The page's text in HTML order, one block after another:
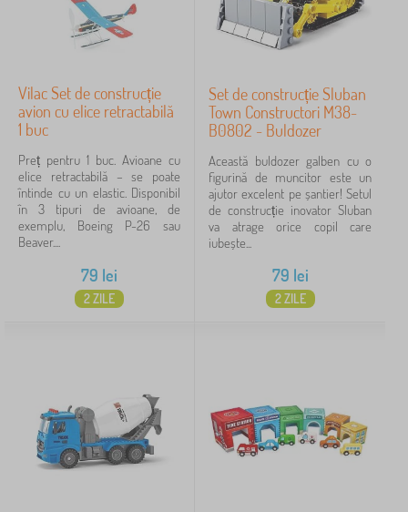
Vilac Set de construcție
avion cu elice retractabilă
1 buc
Preț pentru 1 buc. Avioane cu
elice retractabilă – se poate
întinde cu un elastic. Disponibil
în 3 tipuri de avioane, de
exemplu, Boeing P-26 sau
Beaver....
79 lei
2 ZILE
Set de construcție Sluban
Town Constructori M38-
B0802 - Buldozer
Această buldozer galben cu o
figurină de muncitor este un
ajutor excelent pe șantier! Setul
de construcție inovator Sluban
va atrage orice copil care
iubește...
79 lei
2 ZILE